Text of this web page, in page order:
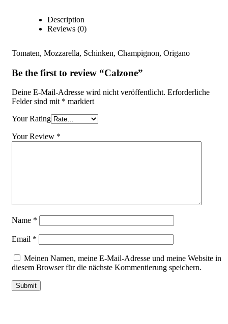
Description
Reviews (0)
Tomaten, Mozzarella, Schinken, Champignon, Origano
Be the first to review “Calzone”
Deine E-Mail-Adresse wird nicht veröffentlicht. Erforderliche
Felder sind mit * markiert
Your Rating
Your Review *
Name *
Email *
Meinen Namen, meine E-Mail-Adresse und meine Website in
diesem Browser für die nächste Kommentierung speichern.